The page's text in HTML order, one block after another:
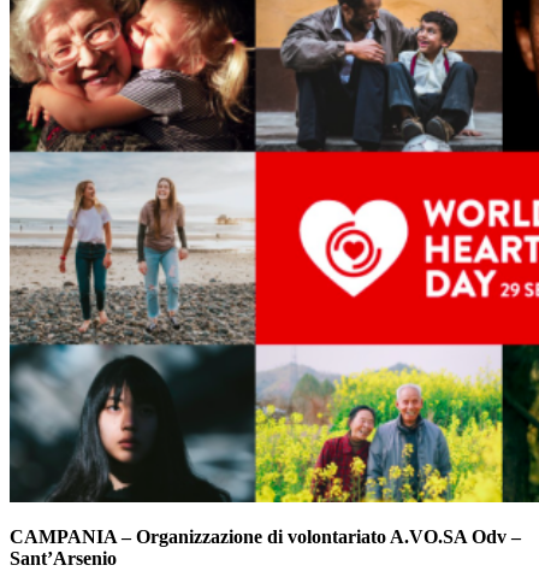
CAMPANIA – Organizzazione di volontariato A.VO.SA Odv –
Sant’Arsenio